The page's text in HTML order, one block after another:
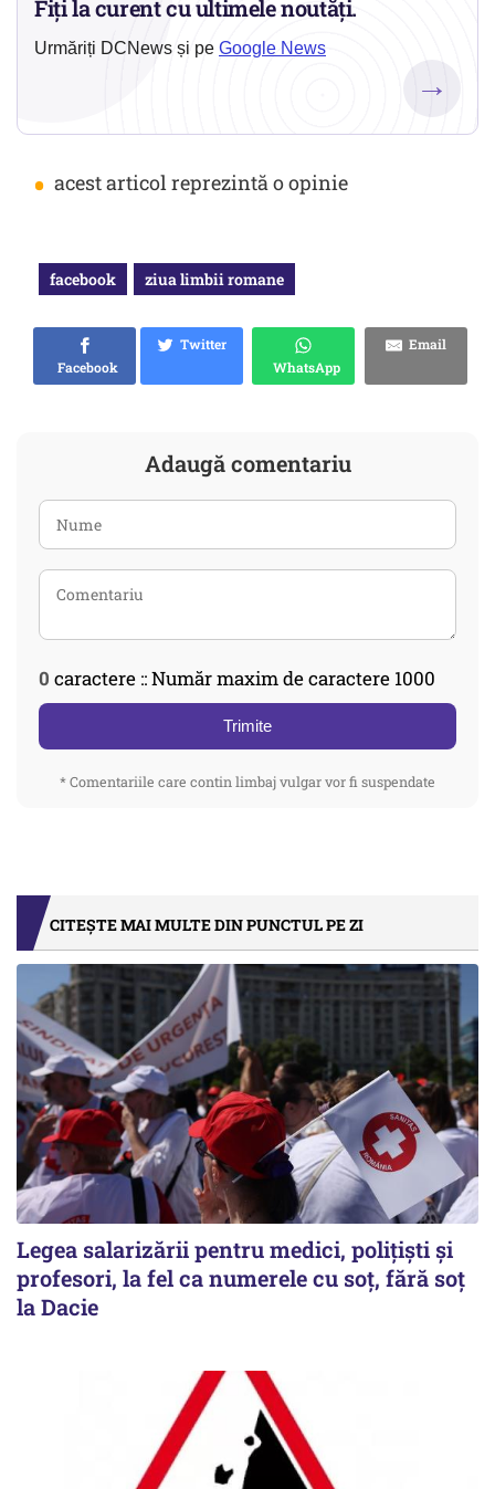
Fiți la curent cu ultimele noutăți.
Urmăriți DCNews și pe Google News
→
• acest articol reprezintă o opinie
facebook ziua limbii romane
Facebook
Twitter
WhatsApp
Email
Adaugă comentariu
0 caractere :: Număr maxim de caractere 1000
Trimite
* Comentariile care contin limbaj vulgar vor fi suspendate
CITEȘTE MAI MULTE DIN PUNCTUL PE ZI
Legea salarizării pentru medici, polițiști și
profesori, la fel ca numerele cu soț, fără soț
la Dacie